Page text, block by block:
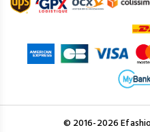
© 2016-2026